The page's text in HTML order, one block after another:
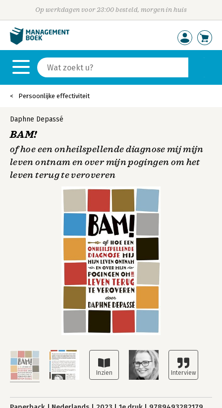
Op werkdagen voor 23:00 besteld, morgen in huis
Persoonlijke effectiviteit
Daphne Depassé
BAM!
of hoe een onheilspellende diagnose mij mijn
leven ontnam en over mijn pogingen om het
leven terug te veroveren